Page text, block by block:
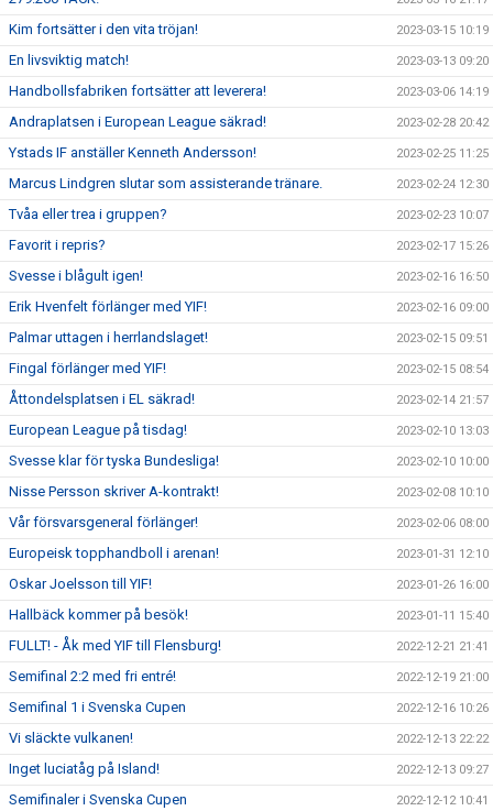
Kim fortsätter i den vita tröjan! 2023-03-15 10:19
En livsviktig match! 2023-03-13 09:20
Handbollsfabriken fortsätter att leverera! 2023-03-06 14:19
Andraplatsen i European League säkrad! 2023-02-28 20:42
Ystads IF anställer Kenneth Andersson! 2023-02-25 11:25
Marcus Lindgren slutar som assisterande tränare. 2023-02-24 12:30
Tvåa eller trea i gruppen? 2023-02-23 10:07
Favorit i repris? 2023-02-17 15:26
Svesse i blågult igen! 2023-02-16 16:50
Erik Hvenfelt förlänger med YIF! 2023-02-16 09:00
Palmar uttagen i herrlandslaget! 2023-02-15 09:51
Fingal förlänger med YIF! 2023-02-15 08:54
Åttondelsplatsen i EL säkrad! 2023-02-14 21:57
European League på tisdag! 2023-02-10 13:03
Svesse klar för tyska Bundesliga! 2023-02-10 10:00
Nisse Persson skriver A-kontrakt! 2023-02-08 10:10
Vår försvarsgeneral förlänger! 2023-02-06 08:00
Europeisk topphandboll i arenan! 2023-01-31 12:10
Oskar Joelsson till YIF! 2023-01-26 16:00
Hallbäck kommer på besök! 2023-01-11 15:40
FULLT! - Åk med YIF till Flensburg! 2022-12-21 21:41
Semifinal 2:2 med fri entré! 2022-12-19 21:00
Semifinal 1 i Svenska Cupen 2022-12-16 10:26
Vi släckte vulkanen! 2022-12-13 22:22
Inget luciatåg på Island! 2022-12-13 09:27
Semifinaler i Svenska Cupen 2022-12-12 10:41